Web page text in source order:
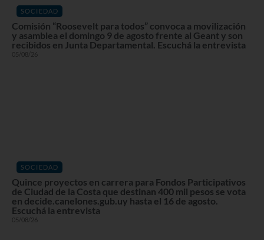
SOCIEDAD
Comisión “Roosevelt para todos” convoca a movilización
y asamblea el domingo 9 de agosto frente al Geant y son
recibidos en Junta Departamental. Escuchá la entrevista
05/08/26
SOCIEDAD
Quince proyectos en carrera para Fondos Participativos
de Ciudad de la Costa que destinan 400 mil pesos se vota
en decide.canelones.gub.uy hasta el 16 de agosto.
Escuchá la entrevista
05/08/26